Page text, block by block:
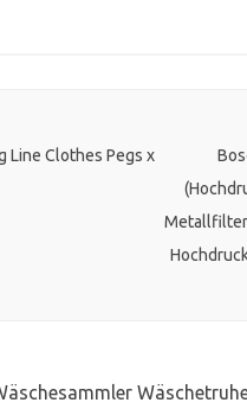
Line Clothes Pegs x